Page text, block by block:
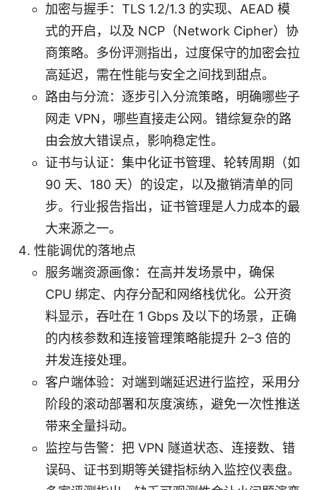
加密与握手：TLS 1.2/1.3 的实现、AEAD 模
式的开启，以及 NCP（Network Cipher）协
商策略。多份评测指出，过度保守的加密会拉
高延迟，需在性能与安全之间找到甜点。
路由与分流：逐步引入分流策略，明确哪些子
网走 VPN，哪些直接走公网。错综复杂的路
由会放大错误点，影响稳定性。
证书与认证：集中化证书管理、轮转周期（如
90 天、180 天）的设定，以及撤销清单的同
步。行业报告指出，证书管理是人力成本的最
大来源之一。
性能调优的落地点
服务端资源画像：在高并发场景中，确保
CPU 绑定、内存分配和网络栈优化。公开资
料显示，吞吐在 1 Gbps 及以下的场景，正确
的内核参数和连接管理策略能提升 2–3 倍的
并发连接处理。
客户端体验：对端到端延迟进行监控，采用分
阶段的滚动部署和灰度演练，避免一次性推送
带来全量抖动。
监控与告警：把 VPN 隧道状态、连接数、错
误码、证书到期等关键指标纳入监控仪表盘。